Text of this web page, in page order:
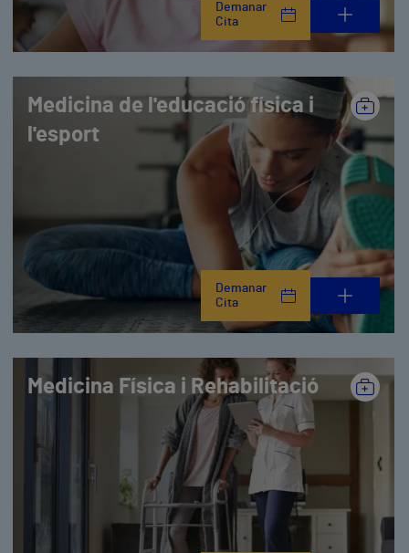
Demanar
Cita
Medicina de l'educació física i
l'esport
Demanar
Cita
Medicina Física i Rehabilitació